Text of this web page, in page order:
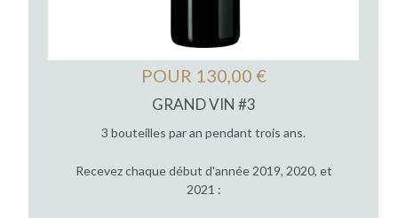
POUR 130,00 €
GRAND VIN #3
3 bouteilles par an pendant trois ans.
Recevez chaque début d'année 2019, 2020, et
2021 :